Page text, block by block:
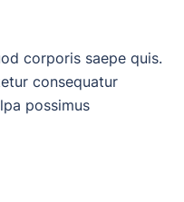
corporis saepe quis.
consequatur
possimus